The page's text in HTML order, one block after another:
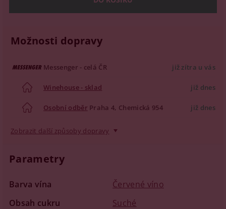
Možnosti dopravy
Messenger - celá ČR již zítra u vás
Winehouse - sklad již dnes
Osobní odběr Praha 4, Chemická 954 již dnes
Zobrazit další způsoby dopravy
Parametry
Barva vína
Červené víno
Obsah cukru
Suché